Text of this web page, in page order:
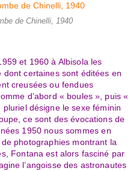
de Chinelli, 1940
et 1960 à Albisola les
certaines sont éditées en
creusées ou fendues
d’abord « boules », puis «
pluriel désigne le sexe féminin
ce sont des évocations de
1950 nous sommes en
photographies montrant la
Fontana est alors fasciné par
l’angoisse des astronautes